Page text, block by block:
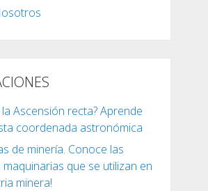
la Ascensión recta? Aprende
coordenada astronómica
de minería. Conoce las
maquinarias que se utilizan en
minera!